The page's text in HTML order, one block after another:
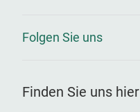
Folgen Sie uns
Finden Sie uns hier